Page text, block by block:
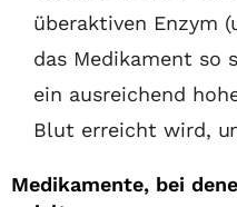
überaktiven Enzym
das Medikament so
ein ausreichend
Blut erreicht wird,
Medikamente, bei